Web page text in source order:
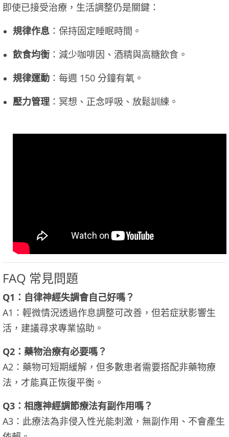
即使已接受治療，生活調整仍是關鍵：
規律作息 ：保持固定睡眠時間。
飲食均衡 ：減少咖啡因、酒精與高糖飲食。
規律運動 ：每週 150 分鐘有氧。
壓力管理 ：冥想、正念呼吸、放鬆訓練。
FAQ 常見問題
Q1：自律神經失調會自己好嗎？
A1：輕微情況透過作息調整可改善，但若症狀影響生
活，建議尋求專業協助。
Q2：藥物治療有必要嗎？
A2：藥物可短期緩解，但多數患者需要搭配非藥物療
法，才能真正恢復平衡。
Q3：相應神經調節療法有副作用嗎？
A3：此療法為非侵入性光能刺激，無副作用、不會產生